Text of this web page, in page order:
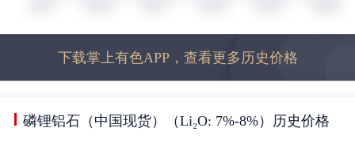
下载掌上有色APP，查看更多历史价格
磷锂铝石（中国现货）（Li₂O: 7%-8%）历史价格